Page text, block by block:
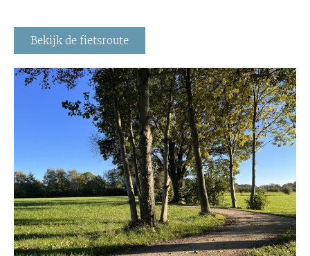
Bekijk de fietsroute